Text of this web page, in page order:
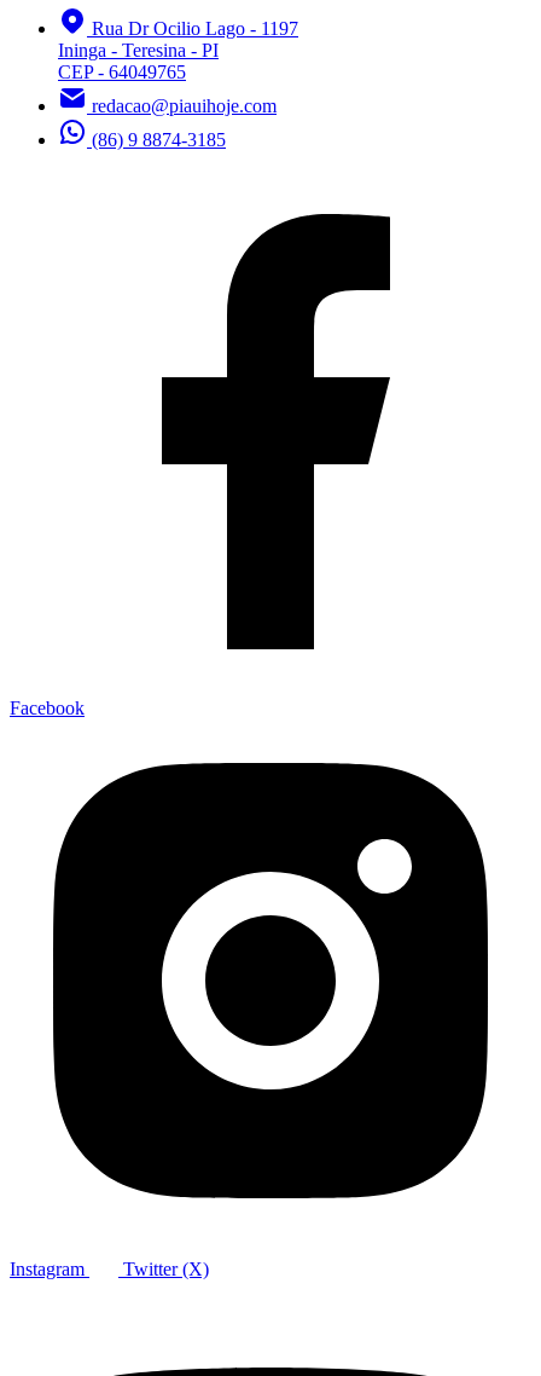
Rua Dr Ocilio Lago - 1197
Ininga - Teresina - PI
CEP - 64049765
redacao@piauihoje.com
(86) 9 8874-3185
Facebook
Instagram Twitter (X)